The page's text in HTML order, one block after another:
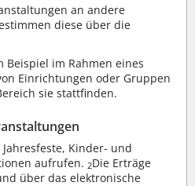
an andere
diese über die
im Rahmen eines
Einrichtungen oder Gruppen
sie stattfinden.
Kinder- und
aufrufen. 2Die Erträge
über das elektronische